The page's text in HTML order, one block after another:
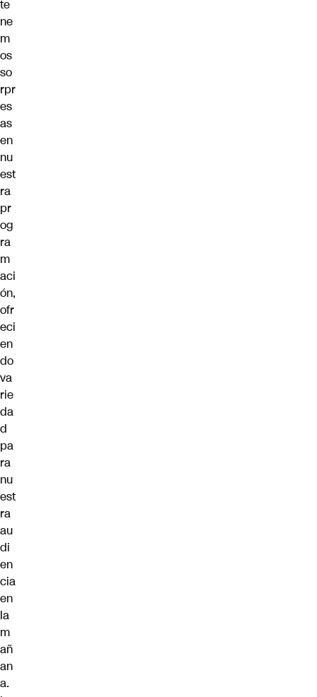
te
ne
m
os
so
rpr
es
as
en
nu
est
ra
pr
og
ra
m
aci
ón,
ofr
eci
en
do
va
rie
da
d
pa
ra
nu
est
ra
au
di
en
cia
en
la
m
añ
an
a.